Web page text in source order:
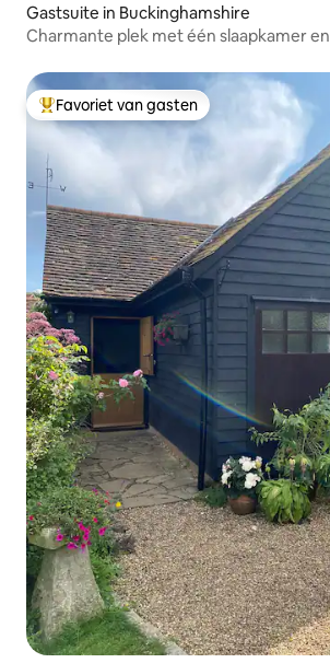
Gastsuite in Buckinghamshire
Charmante plek met één slaapkamer en
Topfavoriet van gasten
Favoriet van gasten